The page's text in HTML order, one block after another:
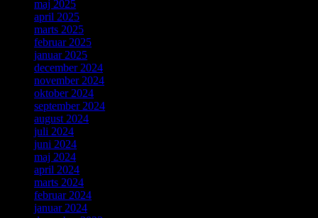
maj 2025
april 2025
marts 2025
februar 2025
januar 2025
december 2024
november 2024
oktober 2024
september 2024
august 2024
juli 2024
juni 2024
maj 2024
april 2024
marts 2024
februar 2024
januar 2024